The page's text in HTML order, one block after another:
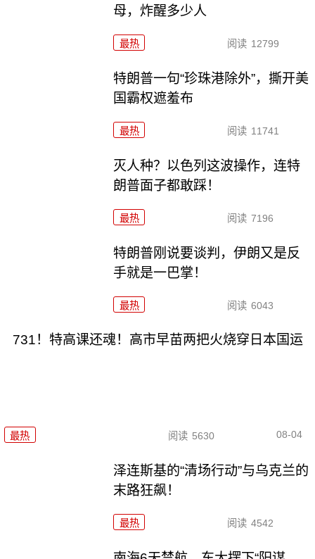
母，炸醒多少人
最热 阅读 12799
特朗普一句“珍珠港除外”，撕开美
国霸权遮羞布
最热 阅读 11741
灭人种？以色列这波操作，连特
朗普面子都敢踩！
最热 阅读 7196
特朗普刚说要谈判，伊朗又是反
手就是一巴掌！
最热 阅读 6043
731！特高课还魂！高市早苗两把火烧穿日本国运
最热 阅读 5630 08-04
泽连斯基的“清场行动”与乌克兰的
末路狂飙！
最热 阅读 4542